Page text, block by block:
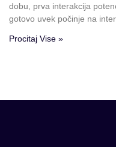
dobu, prva interakcija
gotovo uvek počinje na
Procitaj Vise »